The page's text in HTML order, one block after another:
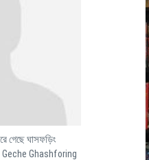
গেছে ঘাসফড়িং
Ghashforing